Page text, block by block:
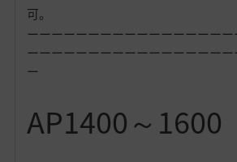
可。
ーーーーーーーーーーーーーーーー
ーーーーーーーーーーーーーーーー
ー
AP1400～1600